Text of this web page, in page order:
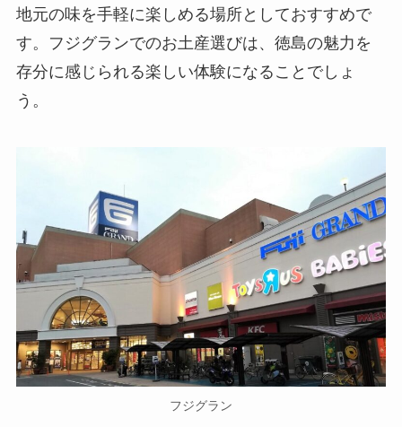
地元の味を手軽に楽しめる場所としておすすめで
す。フジグランでのお土産選びは、徳島の魅力を
存分に感じられる楽しい体験になることでしょ
う。
フジグラン